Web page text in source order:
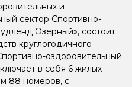
и
сектор Спортивно-
Озерный», состоит
круглогодичного
оздоровительный
в себя 6 жилых
88 номеров, с